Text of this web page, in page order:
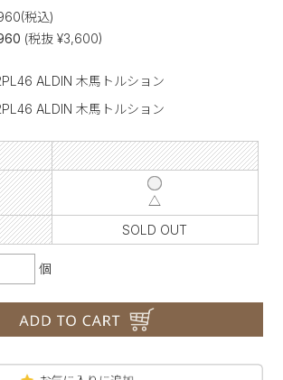
(税込)
(税抜 ¥3,600)
ALDIN 木馬トルション
ALDIN 木馬トルション
△
SOLD OUT
個